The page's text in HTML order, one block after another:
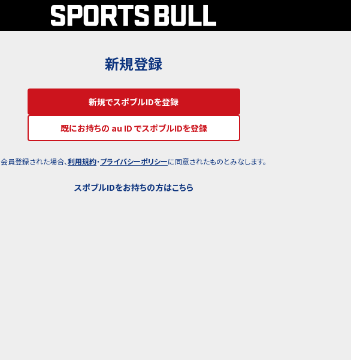
新規登録
新規でスポブルIDを登録
既にお持ちの au ID でスポブルIDを登録
会員登録された場合、利用規約・プライバシーポリシーに同意されたものとみなします。
スポブルIDをお持ちの方はこちら